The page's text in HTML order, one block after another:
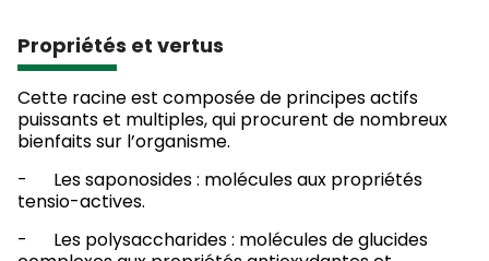
Propriétés et vertus
Cette racine est composée de principes actifs
puissants et multiples, qui procurent de nombreux
bienfaits sur l’organisme.
- Les saponosides : molécules aux propriétés
tensio-actives.
- Les polysaccharides : molécules de glucides